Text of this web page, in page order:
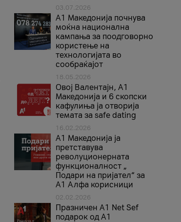
03.07.2026
A1 Македонија почнува
моќна национална
кампања за поодговорно
користење на
технологијата во
сообраќајот
18.05.2026
Овој Валентајн, A1
Македонија и 6 скопски
кафулиња ја отворија
темата за safe dating
16.02.2026
А1 Македонија ја
претставува
револуционерната
функционалност „
Подари на пријател“ за
А1 Алфа корисници
02.02.2026
Празничен A1 Net Sеf
подарок од А1